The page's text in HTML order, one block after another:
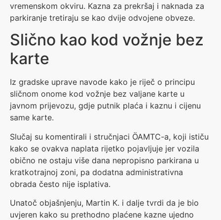
vremenskom okviru. Kazna za prekršaj i naknada za
parkiranje tretiraju se kao dvije odvojene obveze.
Slično kao kod vožnje bez
karte
Iz gradske uprave navode kako je riječ o principu
sličnom onome kod vožnje bez valjane karte u
javnom prijevozu, gdje putnik plaća i kaznu i cijenu
same karte.
Slučaj su komentirali i stručnjaci ÖAMTC-a, koji ističu
kako se ovakva naplata rijetko pojavljuje jer vozila
obično ne ostaju više dana nepropisno parkirana u
kratkotrajnoj zoni, pa dodatna administrativna
obrada često nije isplativa.
Unatoč objašnjenju, Martin K. i dalje tvrdi da je bio
uvjeren kako su prethodno plaćene kazne ujedno